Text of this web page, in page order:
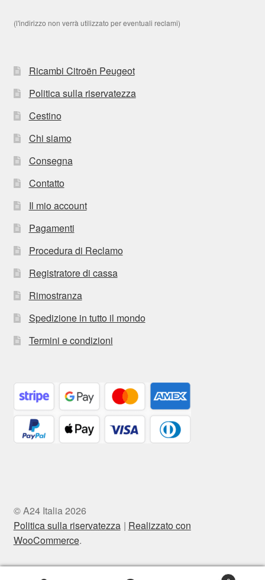
(l'indirizzo non verrà utilizzato per eventuali reclami)
Ricambi Citroën Peugeot
Politica sulla riservatezza
Cestino
Chi siamo
Consegna
Contatto
Il mio account
Pagamenti
Procedura di Reclamo
Registratore di cassa
Rimostranza
Spedizione in tutto il mondo
Termini e condizioni
© A24 Italia 2026
Politica sulla riservatezza
Realizzato con
WooCommerce.